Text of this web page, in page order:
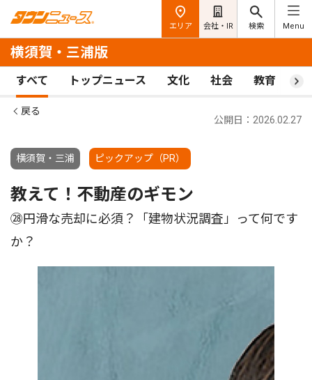
エリア 会社・IR 検索 Menu
横須賀・三浦版
すべて トップニュース 文化 社会 教育 ス
戻る
横須賀・三浦 ピックアップ（PR）
公開日：2026.02.27
教えて！不動産のギモン
㉘円滑な売却に必須？「建物状況調査」って何です
か？